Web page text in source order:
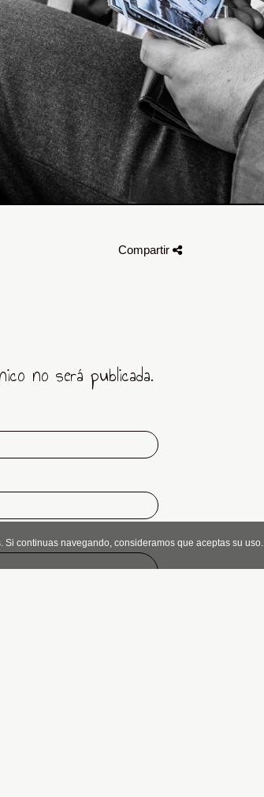
Compartir
no será publicada.
continuas navegando, consideramos que aceptas su uso.